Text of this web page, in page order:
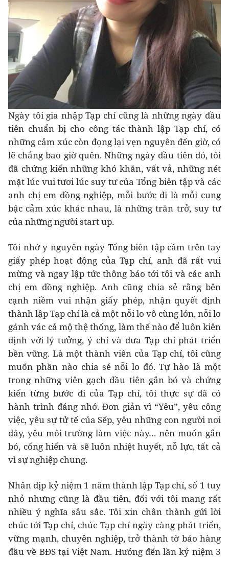
Ngày tôi gia nhập Tạp chí cũng là những ngày đầu
tiên chuẩn bị cho công tác thành lập Tạp chí, có
những cảm xúc còn đọng lại vẹn nguyên đến giờ, có
lẽ chẳng bao giờ quên. Những ngày đầu tiên đó, tôi
đã chứng kiến những khó khăn, vất vả, những nét
mặt lúc vui tươi lúc suy tư của Tổng biên tập và các
anh chị em đồng nghiệp, mỗi bước đi là mỗi cung
bậc cảm xúc khác nhau, là những trăn trở, suy tư
của những người start up.
Tôi nhớ y nguyên ngày Tổng biên tập cầm trên tay
giấy phép hoạt động của Tạp chí, anh đã rất vui
mừng và ngay lập tức thông báo tới tôi và các anh
chị em đồng nghiệp. Anh cũng chia sẻ rằng bên
cạnh niềm vui nhận giấy phép, nhận quyết định
thành lập Tạp chí là cả một nỗi lo vô cùng lớn, nỗi lo
gánh vác cả mộ thệ thống, làm thế nào để luôn kiên
định với lý tưởng, ý chí và đưa Tạp chí phát triển
bền vững. Là một thành viên của Tạp chí, tôi cũng
muốn phần nào chia sẻ nỗi lo đó. Tự hào là một
trong những viên gạch đầu tiên gắn bó và chứng
kiến từng bước đi của Tạp chí, tôi thực sự đã có
hành trình đáng nhớ. Đơn giản vì “Yêu”, yêu công
việc, yêu sự tử tế của Sếp, yêu những con người nơi
đây, yêu môi trường làm việc này… nên muốn gắn
bó, cống hiến và sẽ luôn nhiệt huyết, nỗ lực, tất cả
vì sự nghiệp chung.
Nhân dịp kỷ niệm 1 năm thành lập Tạp chí, số 1 tuy
nhỏ nhưng cũng là đầu tiên, đối với tôi mang rất
nhiều ý nghĩa sâu sắc. Tôi xin chân thành gửi lời
chúc tới Tạp chí, chúc Tạp chí ngày càng phát triển,
vững mạnh, chuyên nghiệp, trở thành tờ báo hàng
đầu về BĐS tại Việt Nam. Hướng đến lần kỷ niệm 3